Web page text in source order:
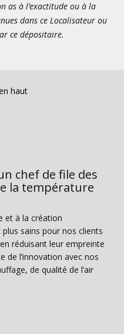
as à l’exactitude ou à la
dans ce Localisateur ou
ce dépositaire.
haut
chef de file des
la température
et à la création
sains pour nos clients
réduisant leur empreinte
de l’innovation avec nos
de qualité de l’air